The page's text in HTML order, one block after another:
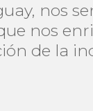
nos
nos
de la